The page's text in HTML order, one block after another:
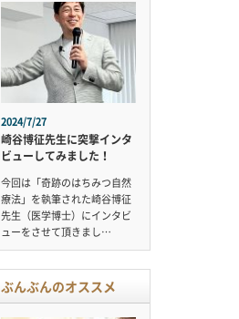
2024/7/27
崎谷博征先生に突撃インタ
ビューしてみました！
今回は「奇跡のはちみつ自然
療法」を執筆された崎谷博征
先生（医学博士）にインタビ
ューをさせて頂きまし…
ぶんぶんのオススメ